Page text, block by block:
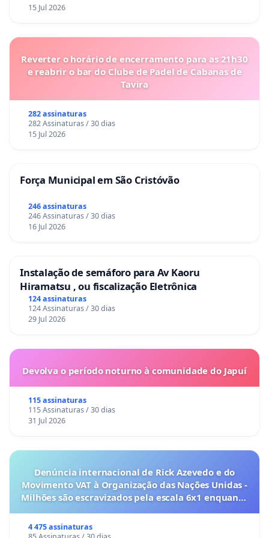
indicados pela Petrobras e representantes eleitos
indicado da Petrobras.
Ou seja, a Petros não tem autonomia real e anda
de acordo com a vontade da Petrobras.
A presidência e a diretoria da Petrobras são
Administração (CA), composto por 11 membros
(sete da União, três privados e um dos
trabalhadores).
Ou seja, a União é a grande responsável pela
administração do fundo Petros e também da
própria Petrobrás.
deve ser, gerida para benefício do povo brasileiro.
Mas o Fundo Petros precisa ser gerido para o
anos para usufruir do benefício e complementar a
previdência geral, mas amargam desde 2018
descontos de um equacionamento eterno perante
um déficit que a Petros reconhece ser oriunda da
15 Jul 2026
Reverter o horário de encerramento para as 21h30
e reabrir o bar do Clube de Padel de Cabanas de
Tavira
282 assinaturas
282 Assinaturas / 30 dias
15 Jul 2026
Força Municipal em São Cristóvão
246 assinaturas
246 Assinaturas / 30 dias
16 Jul 2026
Instalação de semáforo para Av Kaoru
Hiramatsu , ou fiscalização Eletrônica
124 assinaturas
124 Assinaturas / 30 dias
29 Jul 2026
Devolva o período noturno à comunidade do Japuí
115 assinaturas
115 Assinaturas / 30 dias
31 Jul 2026
Denúncia internacional de Rick Azevedo e do
Movimento VAT à Organização das Nações Unidas -
Milhões são escravizados pela escala 6x1 enquanto
4 475 assinaturas